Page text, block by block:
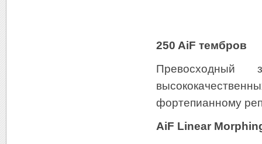
250 AiF тембров
Превосходный
фортепианному
AiF Linear